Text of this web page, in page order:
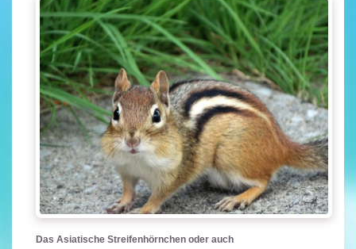
Das Asiatische Streifenhörnchen oder auch